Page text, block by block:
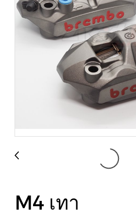
M4 เทา